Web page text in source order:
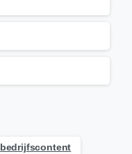
bedrijfscontent